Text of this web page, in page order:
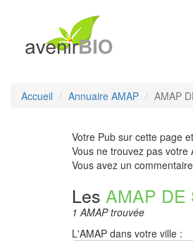
Accueil Annuaire AMAP AMAP
Votre Pub sur cette page
Vous ne trouvez pas votre
Vous avez un
Les AMAP DE
1 AMAP trouvée
L'AMAP dans votre ville :